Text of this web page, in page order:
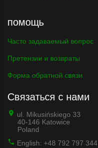
помощь
Часто задаваемый вопрос
Претензии и возвраты
Форма обратной связи
Связаться с нами
ul. Mikusińskiego 33
40-146 Katowice
Poland
English: +48 792 797 344